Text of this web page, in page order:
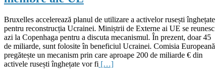
unei
drone
rusești
la
Galați
Bruxelles accelerează planul de utilizare a activelor rusești înghețate
pentru reconstrucția Ucrainei. Miniștrii de Externe ai UE se reunesc
azi la Copenhaga pentru a discuta mecanismul. În prezent, doar 45
de miliarde, sunt folosite în beneficiul Ucrainei. Comisia Europeană
pregătește un mecanism prin care aproape 200 de miliarde € din
activele rusești înghețate vor fi […]